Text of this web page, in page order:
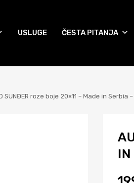
USLUGE ČESTA PITANJA
SUNĐER roze boje 20×11 – Made in Serbia –
IN